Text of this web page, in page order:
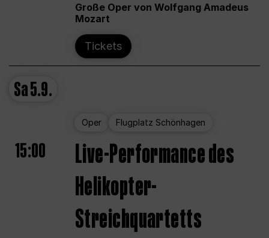
Große Oper von Wolfgang Amadeus
Mozart
Tickets
Sa5.9.
Oper Flugplatz Schönhagen
15:00
Live-Performance des
Helikopter-
Streichquartetts